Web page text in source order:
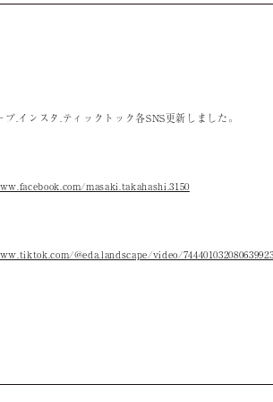
ブ.インスタ.ティックトック各SNS更新しました。
masaki.takahashi.3150
@eda.landscape/video/